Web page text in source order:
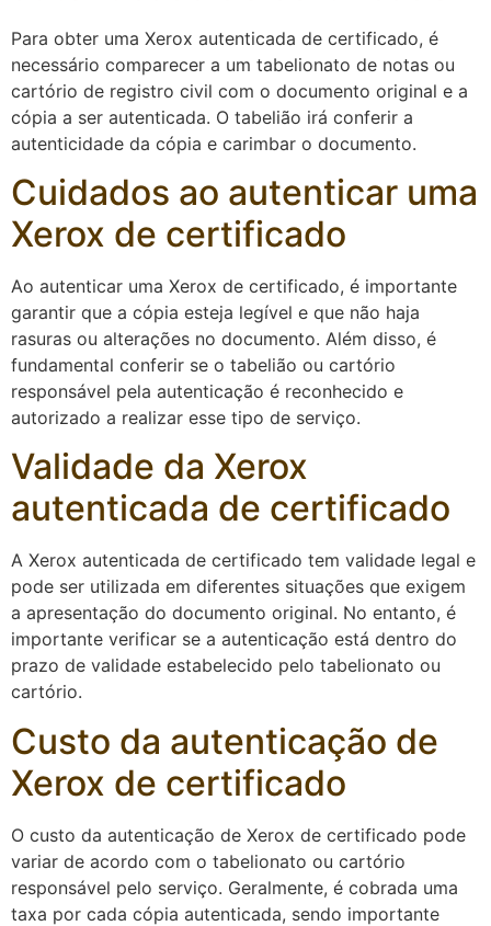
Para obter uma Xerox autenticada de certificado, é
necessário comparecer a um tabelionato de notas ou
cartório de registro civil com o documento original e a
cópia a ser autenticada. O tabelião irá conferir a
autenticidade da cópia e carimbar o documento.
Cuidados ao autenticar uma
Xerox de certificado
Ao autenticar uma Xerox de certificado, é importante
garantir que a cópia esteja legível e que não haja
rasuras ou alterações no documento. Além disso, é
fundamental conferir se o tabelião ou cartório
responsável pela autenticação é reconhecido e
autorizado a realizar esse tipo de serviço.
Validade da Xerox
autenticada de certificado
A Xerox autenticada de certificado tem validade legal e
pode ser utilizada em diferentes situações que exigem
a apresentação do documento original. No entanto, é
importante verificar se a autenticação está dentro do
prazo de validade estabelecido pelo tabelionato ou
cartório.
Custo da autenticação de
Xerox de certificado
O custo da autenticação de Xerox de certificado pode
variar de acordo com o tabelionato ou cartório
responsável pelo serviço. Geralmente, é cobrada uma
taxa por cada cópia autenticada, sendo importante